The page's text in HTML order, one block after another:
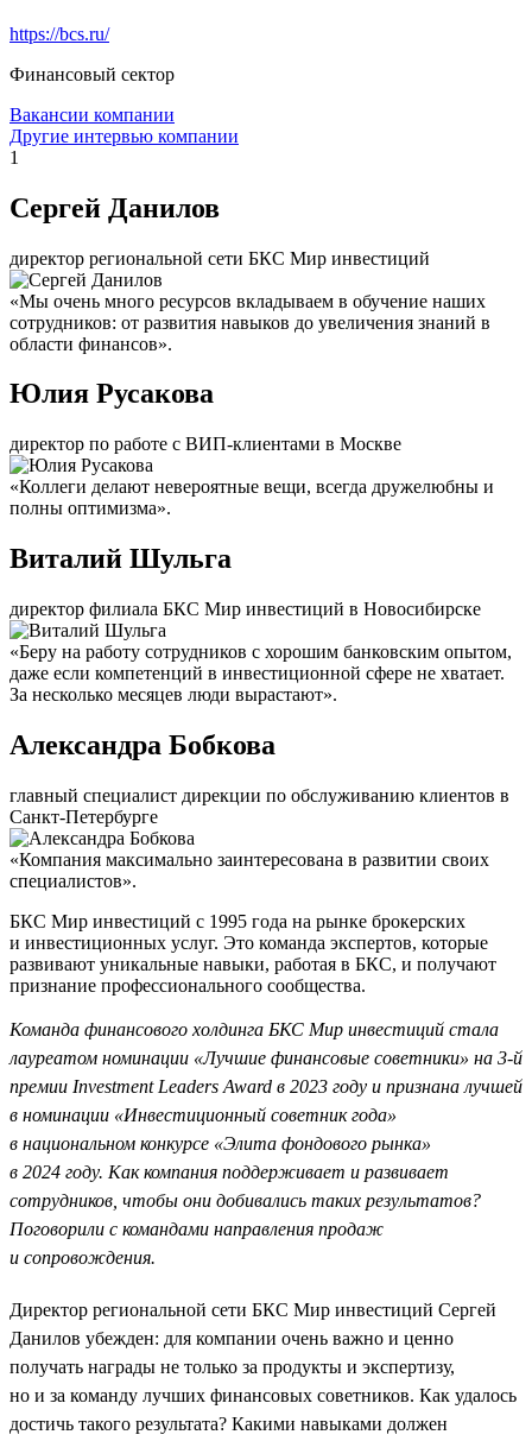
https://bcs.ru/
Финансовый сектор
Вакансии компании
Другие интервью компании
1
Сергей Данилов
директор региональной сети БКС Мир инвестиций
«Мы очень много ресурсов вкладываем в обучение наших
сотрудников: от развития навыков до увеличения знаний в
области финансов».
Юлия Русакова
директор по работе с ВИП-клиентами в Москве
«Коллеги делают невероятные вещи, всегда дружелюбны и
полны оптимизма».
Виталий Шульга
директор филиала БКС Мир инвестиций в Новосибирске
«Беру на работу сотрудников с хорошим банковским опытом,
даже если компетенций в инвестиционной сфере не хватает.
За несколько месяцев люди вырастают».
Александра Бобкова
главный специалист дирекции по обслуживанию клиентов в
Санкт-Петербурге
«Компания максимально заинтересована в развитии своих
специалистов».
БКС Мир инвестиций с 1995 года на рынке брокерских
и инвестиционных услуг. Это команда экспертов, которые
развивают уникальные навыки, работая в БКС, и получают
признание профессионального сообщества.
Команда финансового холдинга БКС Мир инвестиций стала
лауреатом номинации «Лучшие финансовые советники» на 3-й
премии Investment Leaders Award в 2023 году и признана лучшей
в номинации «Инвестиционный советник года»
в национальном конкурсе «Элита фондового рынка»
в 2024 году. Как компания поддерживает и развивает
сотрудников, чтобы они добивались таких результатов?
Поговорили с командами направления продаж
и сопровождения.
Директор региональной сети БКС Мир инвестиций Сергей
Данилов убежден: для компании очень важно и ценно
получать награды не только за продукты и экспертизу,
но и за команду лучших финансовых советников. Как удалось
достичь такого результата? Какими навыками должен